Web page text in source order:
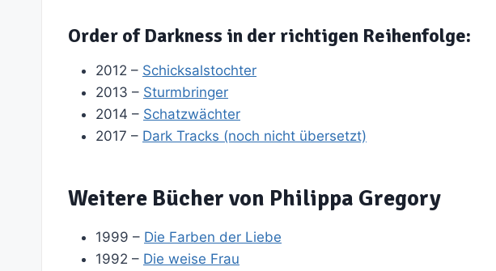
Order of Darkness in der richtigen Reihenfolge:
2012 – Schicksalstochter
2013 – Sturmbringer
2014 – Schatzwächter
2017 – Dark Tracks (noch nicht übersetzt)
Weitere Bücher von Philippa Gregory
1999 – Die Farben der Liebe
1992 – Die weise Frau